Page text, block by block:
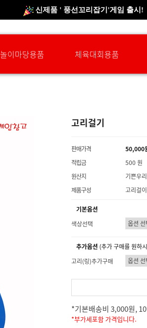
신제품 ' 풍선꼬리잡기'게임 출시!
❤ 신제품 ' 컬링&볼링 ' 출시! ❤
놀이마당용품 체육대회용품
고리걸기
판매가격
50,000
적립금
500 원
원산지
기쁜우
제품구성
고리걸
기본옵션
색상선택
추가옵션 (추가 구매를 원하
고리(링)추가구매
*기본배송비 3,000원,
*부가세포함 가격입니다.